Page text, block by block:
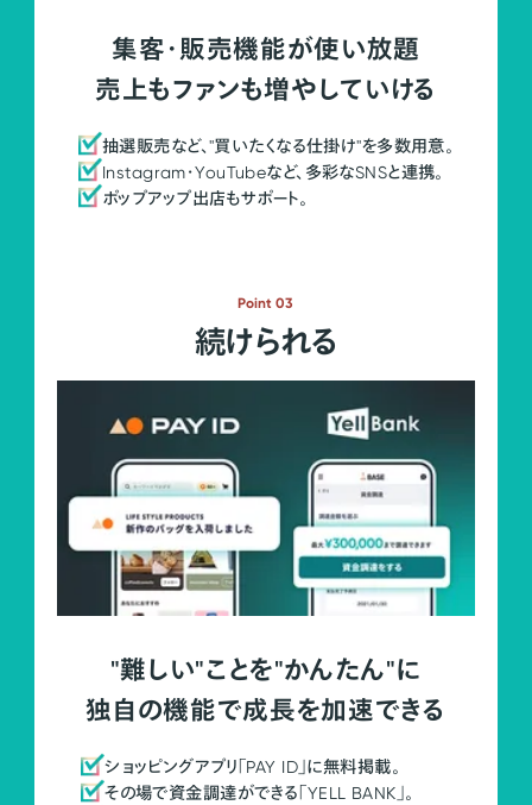
集客・販売機能が使い放題
売上もファンも増やしていける
抽選販売など、"買いたくなる仕掛け"を多数用意。
Instagram・YouTubeなど、多彩なSNSと連携。
ポップアップ出店もサポート。
Point 03
続けられる
"難しい"ことを"かんたん"に
独自の機能で成長を加速できる
ショッピングアプリ「PAY ID」に無料掲載。
その場で資金調達ができる「YELL BANK」。